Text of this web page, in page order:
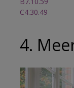
C4.30.49
4.